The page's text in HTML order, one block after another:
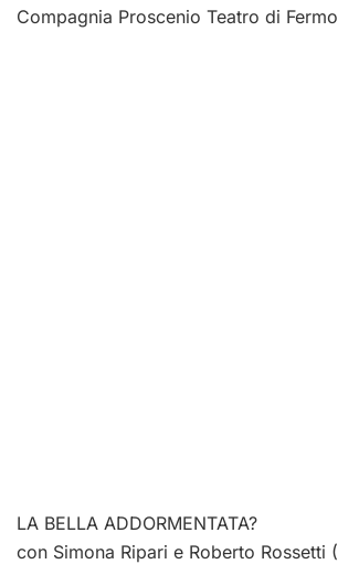
Compagnia Proscenio Teatro di Fermo
LA BELLA ADDORMENTATA?
con Simona Ripari e Roberto Rossetti